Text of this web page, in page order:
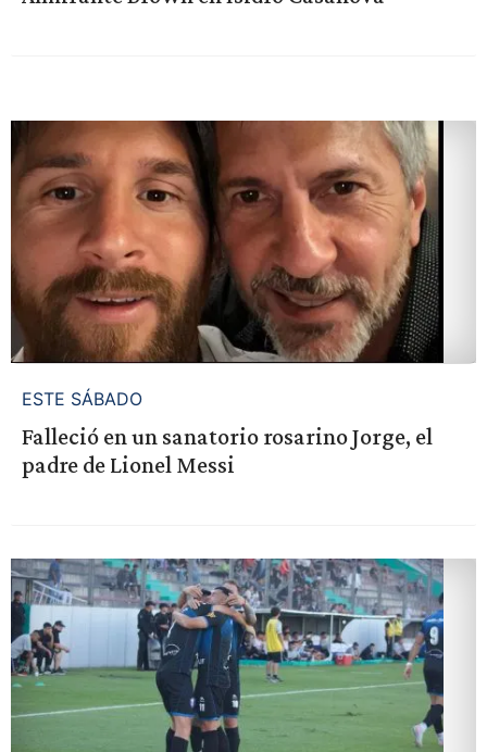
ESTE SÁBADO
Falleció en un sanatorio rosarino Jorge, el
padre de Lionel Messi